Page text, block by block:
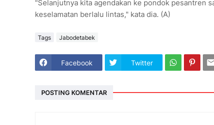
"Selanjutnya kita agendakan ke pondok pesantren
keselamatan berlalu lintas," kata dia. (A)
Tags Jabodetabek
Facebook Twitter
POSTING KOMENTAR